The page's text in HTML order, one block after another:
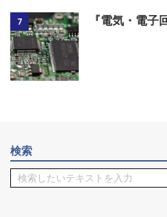
7 『電気・電子
検索